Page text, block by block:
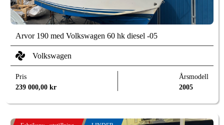
Arvor 190 med Volkswagen 60 hk diesel -05
Volkswagen
Pris
239 000,00kr
Årsmodell
2005